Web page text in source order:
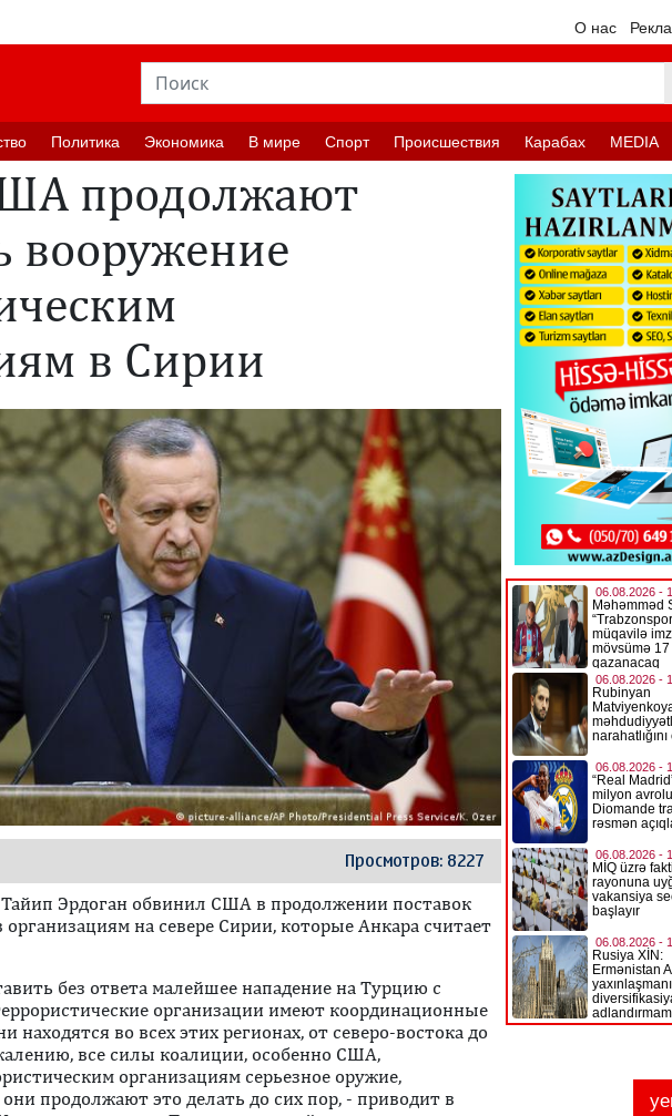
О нас
Политика Экономика В мире Спорт Происшествия Карабах MEDIA
продолжают
вооружение
в Сирии
Просмотров: 8227
Эрдоган обвинил США в продолжении поставок
на севере Сирии, которые Анкара считает
без ответа малейшее нападение на Турцию с
организации имеют координационные
находятся во всех этих регионах, от северо-востока до
все силы коалиции, особенно США,
организациям серьезное оружие,
продолжают это делать до сих пор, - приводит в